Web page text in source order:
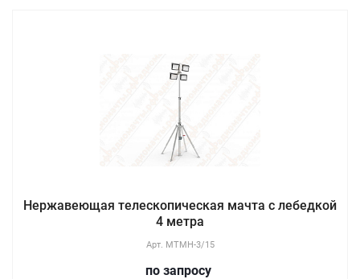
Нержавеющая телескопическая мачта с лебедкой
4 метра
Арт. МТМН-3/15
по запросу